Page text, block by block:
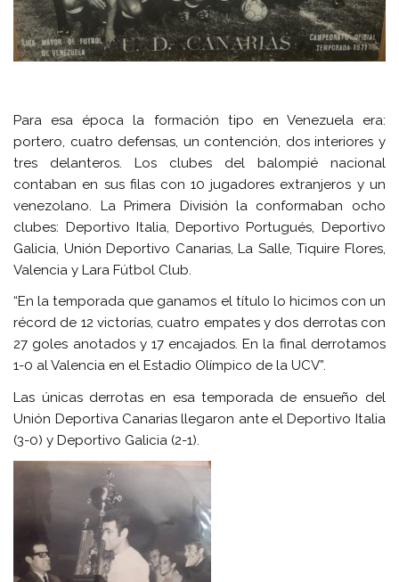
Para esa época la formación tipo en Venezuela era:
portero, cuatro defensas, un contención, dos interiores y
tres delanteros. Los clubes del balompié nacional
contaban en sus filas con 10 jugadores extranjeros y un
venezolano. La Primera División la conformaban ocho
clubes: Deportivo Italia, Deportivo Portugués, Deportivo
Galicia, Unión Deportivo Canarias, La Salle, Tiquire Flores,
Valencia y Lara Fútbol Club.
“En la temporada que ganamos el título lo hicimos con un
récord de 12 victorías, cuatro empates y dos derrotas con
27 goles anotados y 17 encajados. En la final derrotamos
1-0 al Valencia en el Estadio Olímpico de la UCV”.
Las únicas derrotas en esa temporada de ensueño del
Unión Deportiva Canarias llegaron ante el Deportivo Italia
(3-0) y Deportivo Galicia (2-1).